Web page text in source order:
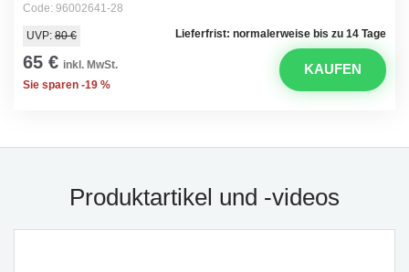
Code: 96002641-28
Lieferfrist: normalerweise bis zu 14 Tage
UVP: 80 €
65 € inkl. MwSt.
Sie sparen -19 %
KAUFEN
Produktartikel und -videos